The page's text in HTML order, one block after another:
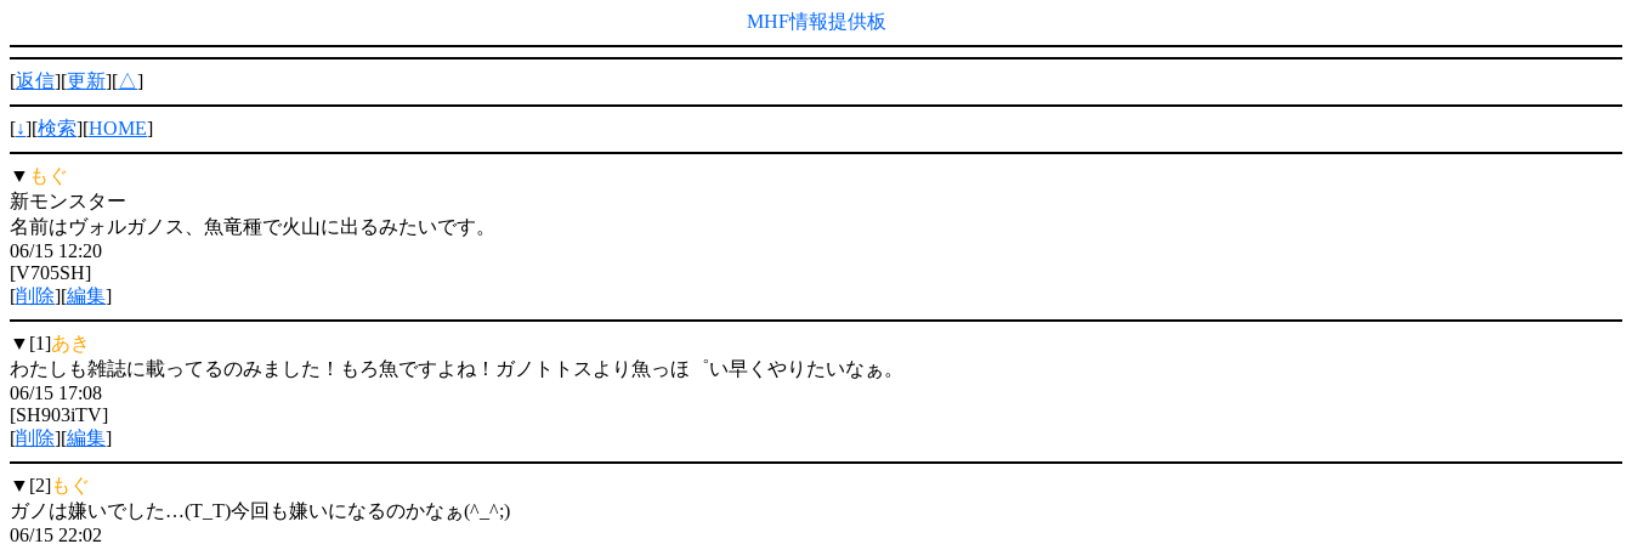
MHF情報提供板
[返信][更新][△]
[↓][検索][HOME]
▼ もぐ
新モンスター
名前はヴォルガノス、魚竜種で火山に出るみたいです。
06/15 12:20
[V705SH]
[削除][編集]
▼[1]あき
わたしも雑誌に載ってるのみました！もろ魚ですよね！ガノトトスより魚っほ゜い早くやりたいなぁ。
06/15 17:08
[SH903iTV]
[削除][編集]
▼[2]もぐ
ガノは嫌いでした…(T_T)今回も嫌いになるのかなぁ(^_^;)
06/15 22:02